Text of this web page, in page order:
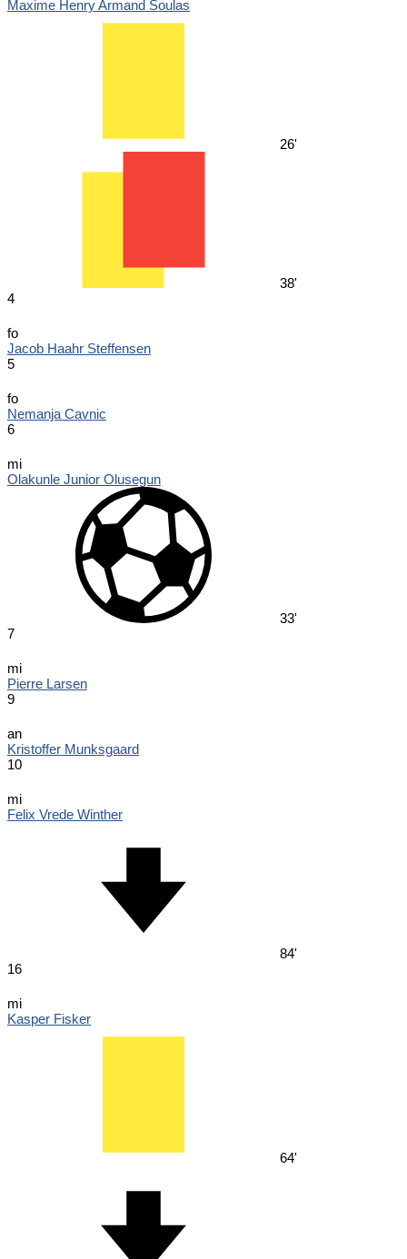
Maxime Henry Armand Soulas
26'
38'
4
fo
Jacob Haahr Steffensen
5
fo
Nemanja Cavnic
6
mi
Olakunle Junior Olusegun
33'
7
mi
Pierre Larsen
9
an
Kristoffer Munksgaard
10
mi
Felix Vrede Winther
84'
16
mi
Kasper Fisker
64'